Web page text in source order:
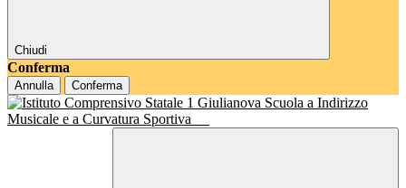
Chiudi
Conferma
Annulla Conferma
Scuola a Indirizzo
Musicale e a Curvatura Sportiva